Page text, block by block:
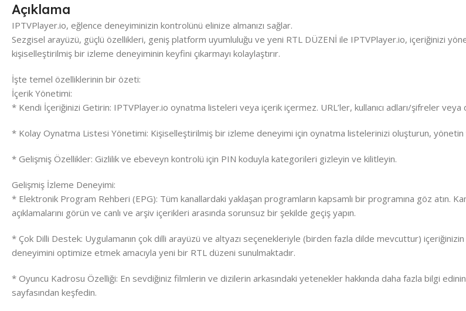
Açıklama
IPTVPlayer.io, eğlence deneyiminizin kontrolünü elinize almanızı sağlar.
Sezgisel arayüzü, güçlü özellikleri, geniş platform uyumluluğu ve yeni RTL DÜZENİ ile IPTVPlayer.io, içeriğinizi
kişiselleştirilmiş bir izleme deneyiminin keyfini çıkarmayı kolaylaştırır.
İşte temel özelliklerinin bir özeti:
İçerik Yönetimi:
* Kendi İçeriğinizi Getirin: IPTVPlayer.io oynatma listeleri veya içerik içermez. URL’ler, kullanıcı adları/şifreler
* Kolay Oynatma Listesi Yönetimi: Kişiselleştirilmiş bir izleme deneyimi için oynatma listelerinizi oluşturun, yönetin
* Gelişmiş Özellikler: Gizlilik ve ebeveyn kontrolü için PIN koduyla kategorileri gizleyin ve kilitleyin.
Gelişmiş İzleme Deneyimi:
* Elektronik Program Rehberi (EPG): Tüm kanallardaki yaklaşan programların kapsamlı bir programına göz atın.
açıklamalarını görün ve canlı ve arşiv içerikleri arasında sorunsuz bir şekilde geçiş yapın.
* Çok Dilli Destek: Uygulamanın çok dilli arayüzü ve altyazı seçenekleriyle (birden fazla dilde mevcuttur) içeriğinizin
deneyimini optimize etmek amacıyla yeni bir RTL düzeni sunulmaktadır.
* Oyuncu Kadrosu Özelliği: En sevdiğiniz filmlerin ve dizilerin arkasındaki yetenekler hakkında daha fazla bilgi
sayfasından keşfedin.